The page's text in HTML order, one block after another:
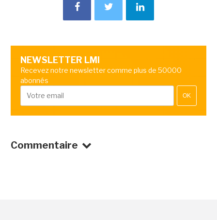
NEWSLETTER LMI
Recevez notre newsletter comme plus de 50000
abonnés
OK
Commentaire